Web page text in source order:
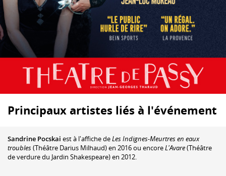
Principaux artistes liés à l'événement
Sandrine Pocskai est à l'affiche deLes Indignes-Meurtres en eaux
troubles(Théâtre Darius Milhaud) en 2016 ou encoreL'Avare(Théâtre
de verdure du Jardin Shakespeare) en 2012.